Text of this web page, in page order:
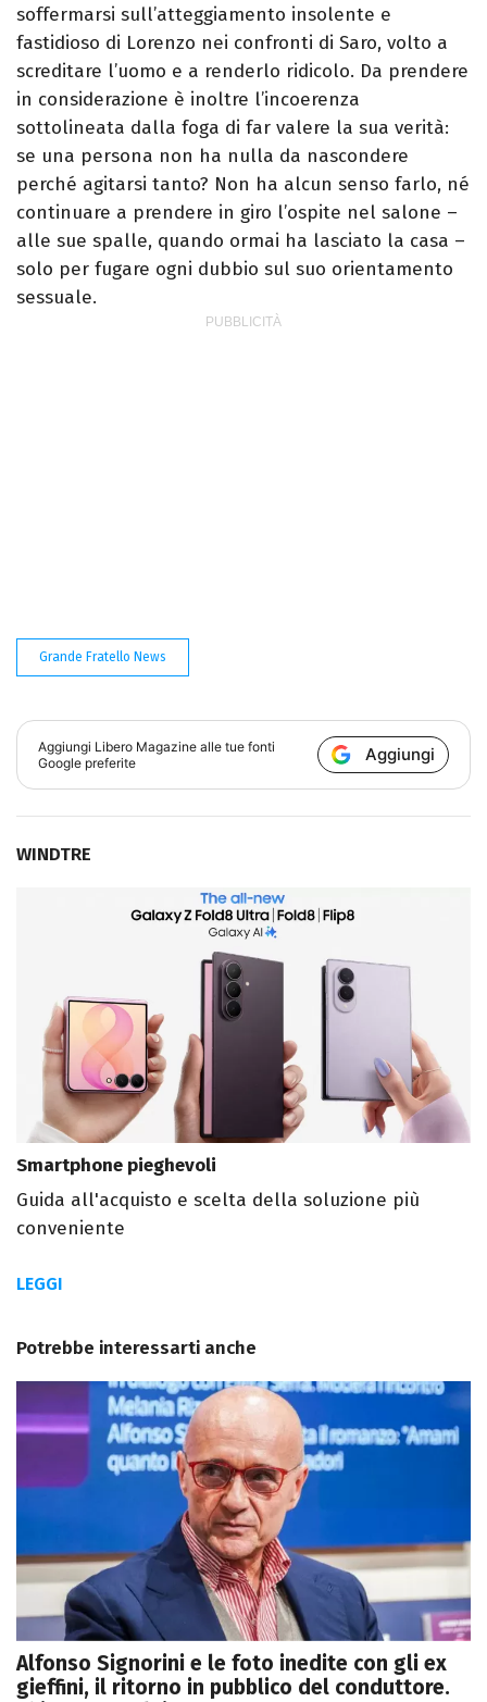
soffermarsi sull’atteggiamento insolente e
fastidioso di Lorenzo nei confronti di Saro, volto a
screditare l’uomo e a renderlo ridicolo. Da prendere
in considerazione è inoltre l’incoerenza
sottolineata dalla foga di far valere la sua verità:
se una persona non ha nulla da nascondere
perché agitarsi tanto? Non ha alcun senso farlo, né
continuare a prendere in giro l’ospite nel salone –
alle sue spalle, quando ormai ha lasciato la casa –
solo per fugare ogni dubbio sul suo orientamento
sessuale.
Grande Fratello News
Aggiungi Libero Magazine alle tue fonti
Google preferite
Aggiungi
WINDTRE
Smartphone pieghevoli
Guida all'acquisto e scelta della soluzione più
conveniente
LEGGI
Potrebbe interessarti anche
Alfonso Signorini e le foto inedite con gli ex
gieffini, il ritorno in pubblico del conduttore.